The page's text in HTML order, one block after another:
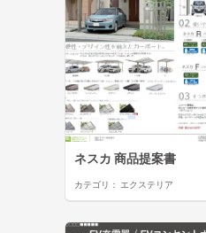
ネスカ 商品提案書
カテゴリ： エクステリア